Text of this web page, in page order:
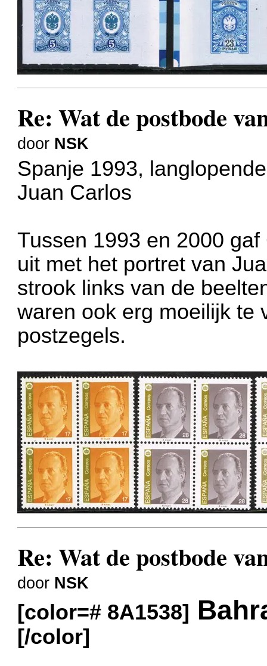
Re: Wat de postbode
door NSK
Spanje 1993,
Juan Carlos
Tussen 1993 en 2000
uit met het portret van
strook links van de
waren ook erg moeilijk te
postzegels.
Re: Wat de postbode
door NSK
[color=# 8A1538]
[/color]